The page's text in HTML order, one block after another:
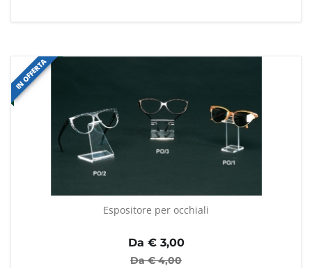
IN OFFERTA
Espositore per occhiali
Da €3,00
Da €4,00